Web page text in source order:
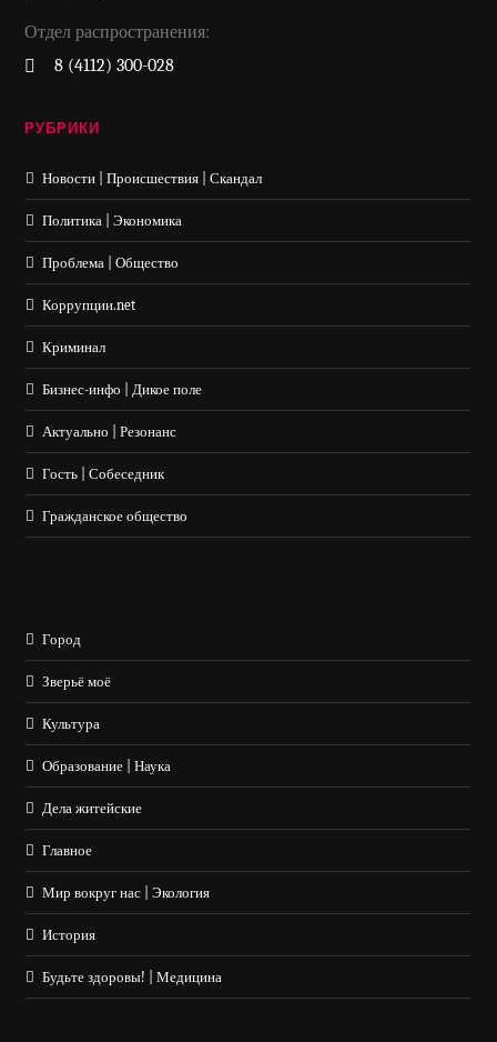
Отдел распространения:
8 (4112) 300-028
РУБРИКИ
Новости | Происшествия | Скандал
Политика | Экономика
Проблема | Общество
Коррупции.net
Криминал
Бизнес-инфо | Дикое поле
Актуально | Резонанс
Гость | Собеседник
Гражданское общество
Город
Зверьё моё
Культура
Образование | Наука
Дела житейские
Главное
Мир вокруг нас | Экология
История
Будьте здоровы! | Медицина